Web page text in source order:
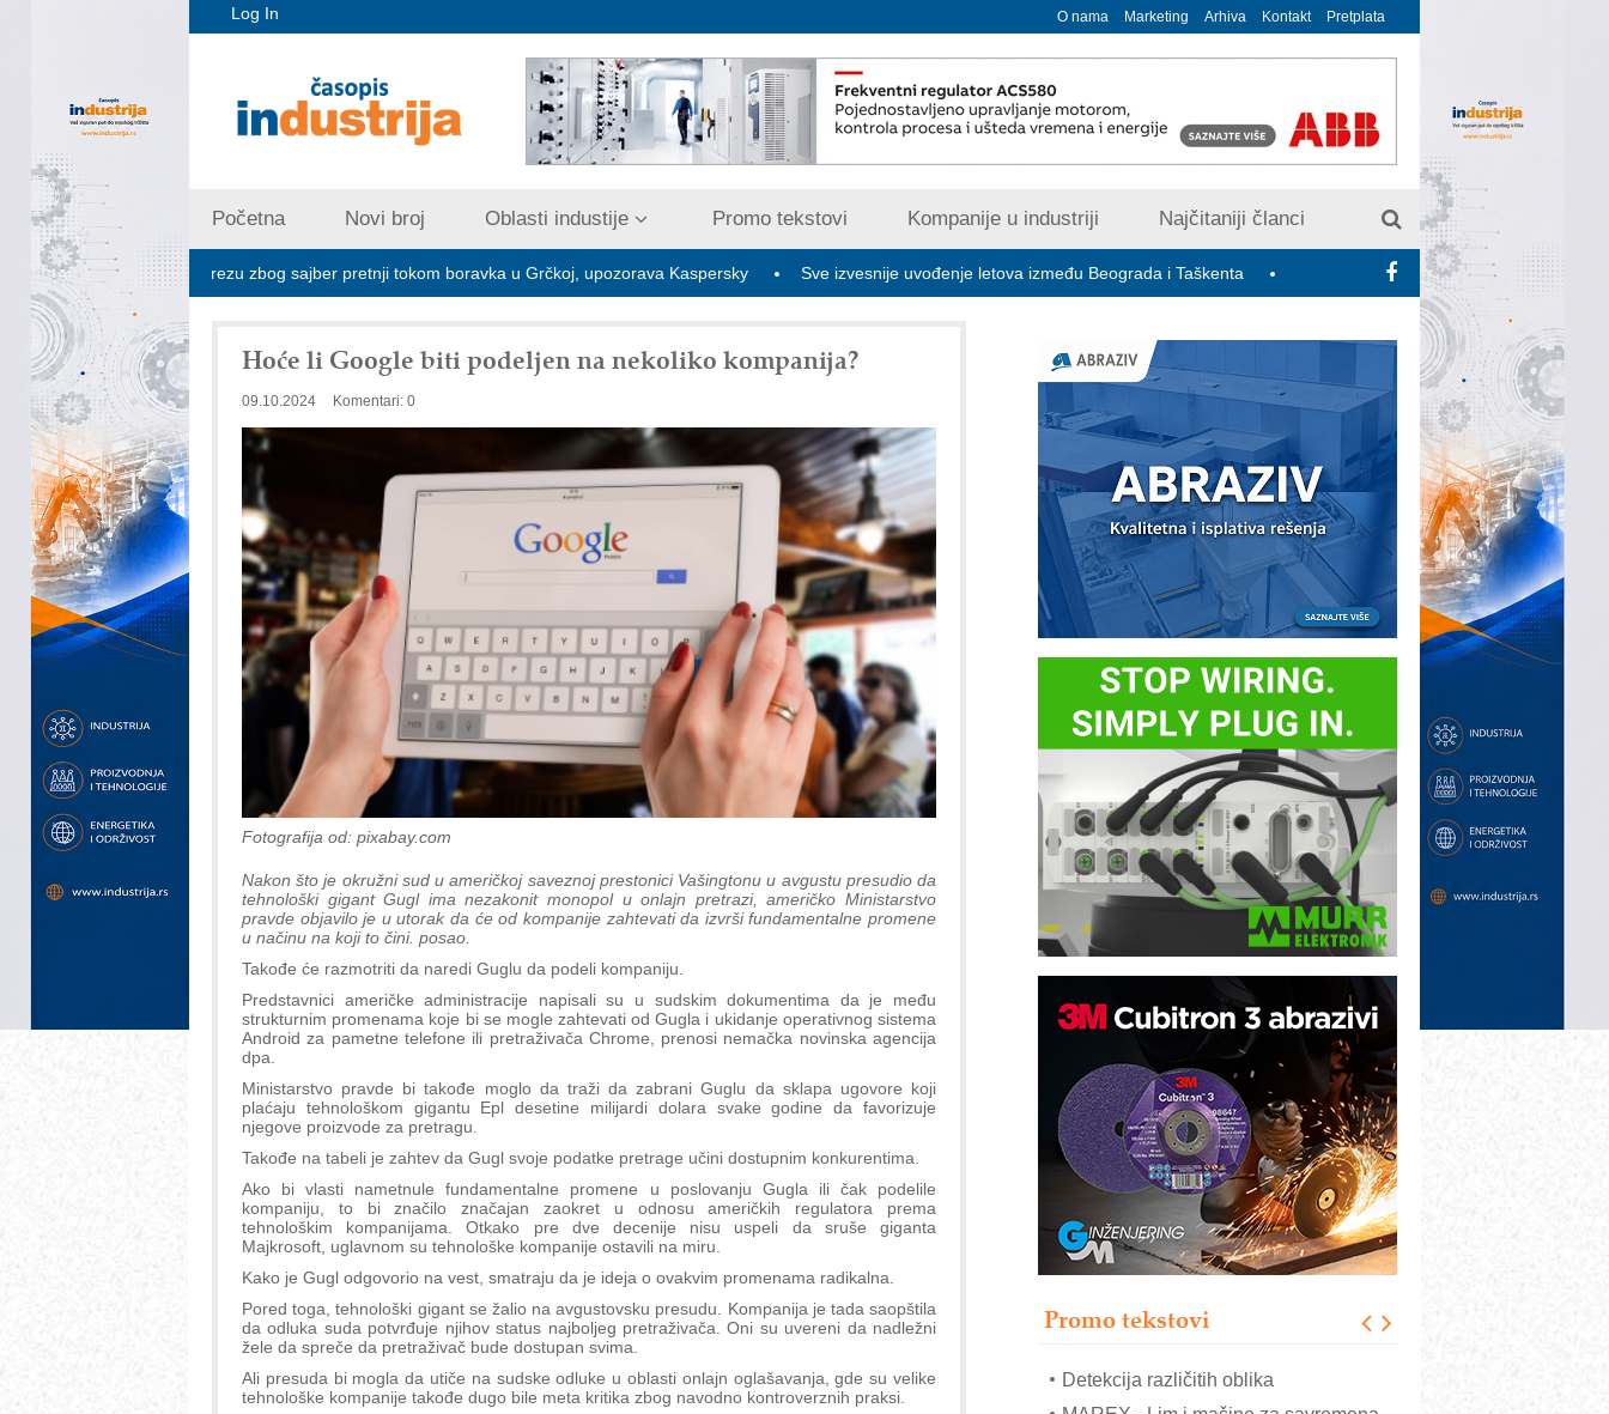
Log In O nama Marketing Arhiva Kontakt Pretplata
Početna Novi broj Oblasti industije Promo tekstovi Kompanije u industriji Najčitaniji članci
da budu na oprezu zbog sajber pretnji tokom boravka u Grčkoj, upozorava Kaspersky Sve izvesnije uvođenje letova između Beograda i Taškenta Pošta Srbije i dalje ne prima pošiljke sa robom za
Hoće li Google biti podeljen na nekoliko kompanija?
09.10.2024 Komentari: 0
Fotografija od: pixabay.com
Nakon što je okružni sud u američkoj saveznoj prestonici Vašingtonu u avgustu presudio da
tehnološki gigant Gugl ima nezakonit monopol u onlajn pretrazi, američko Ministarstvo
pravde objavilo je u utorak da će od kompanije zahtevati da izvrši fundamentalne promene
u načinu na koji to čini. posao.
Takođe će razmotriti da naredi Guglu da podeli kompaniju.
Predstavnici američke administracije napisali su u sudskim dokumentima da je među
strukturnim promenama koje bi se mogle zahtevati od Gugla i ukidanje operativnog sistema
Android za pametne telefone ili pretraživača Chrome, prenosi nemačka novinska agencija
dpa.
Ministarstvo pravde bi takođe moglo da traži da zabrani Guglu da sklapa ugovore koji
plaćaju tehnološkom gigantu Epl desetine milijardi dolara svake godine da favorizuje
njegove proizvode za pretragu.
Takođe na tabeli je zahtev da Gugl svoje podatke pretrage učini dostupnim konkurentima.
Ako bi vlasti nametnule fundamentalne promene u poslovanju Gugla ili čak podelile
kompaniju, to bi značilo značajan zaokret u odnosu američkih regulatora prema
tehnološkim kompanijama. Otkako pre dve decenije nisu uspeli da sruše giganta
Majkrosoft, uglavnom su tehnološke kompanije ostavili na miru.
Kako je Gugl odgovorio na vest, smatraju da je ideja o ovakvim promenama radikalna.
Pored toga, tehnološki gigant se žalio na avgustovsku presudu. Kompanija je tada saopštila
da odluka suda potvrđuje njihov status najboljeg pretraživača. Oni su uvereni da nadležni
žele da spreče da pretraživač bude dostupan svima.
Ali presuda bi mogla da utiče na sudske odluke u oblasti onlajn oglašavanja, gde su velike
tehnološke kompanije takođe dugo bile meta kritika zbog navodno kontroverznih praksi.
Promo tekstovi
IB BLUMENAUER - više od 40 godina
poverenja u industriji
COMBYPACK
RMQ-TITAN ADVANCED INDICATOR
– Pametna signalizacija za efikasnije
upravljanje mašinama
Sigurnije ispitivanje transformatora u
solarnim elektranama i vetroparkovima
Pranje točkova na gradilištu- standard
ROSA i SCHUNK podižu proizvodnju
Detekcija različitih oblika